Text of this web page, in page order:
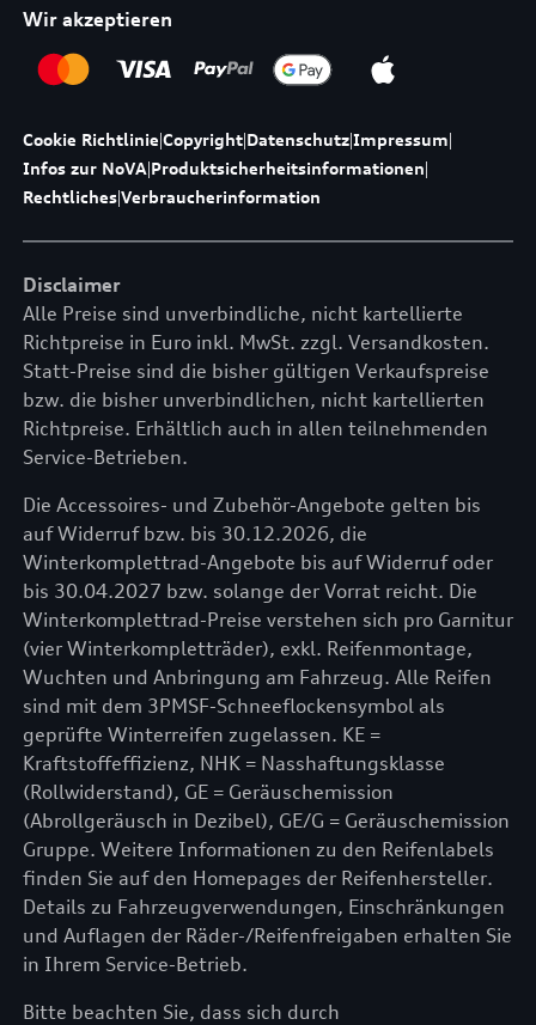
Wir akzeptieren
Cookie Richtlinie|Copyright|Datenschutz|Impressum|
Infos zur NoVA|Produktsicherheitsinformationen|
Rechtliches|Verbraucherinformation
Disclaimer
Alle Preise sind unverbindliche, nicht kartellierte
Richtpreise in Euro inkl. MwSt. zzgl. Versandkosten.
Statt-Preise sind die bisher gültigen Verkaufspreise
bzw. die bisher unverbindlichen, nicht kartellierten
Richtpreise. Erhältlich auch in allen teilnehmenden
Service-Betrieben.
Die Accessoires- und Zubehör-Angebote gelten bis
auf Widerruf bzw. bis 30.12.2026, die
Winterkomplettrad-Angebote bis auf Widerruf oder
bis 30.04.2027 bzw. solange der Vorrat reicht. Die
Winterkomplettrad-Preise verstehen sich pro Garnitur
(vier Winterkompletträder), exkl. Reifenmontage,
Wuchten und Anbringung am Fahrzeug. Alle Reifen
sind mit dem 3PMSF-Schneeflockensymbol als
geprüfte Winterreifen zugelassen. KE =
Kraftstoffeffizienz, NHK = Nasshaftungsklasse
(Rollwiderstand), GE = Geräuschemission
(Abrollgeräusch in Dezibel), GE/G = Geräuschemission
Gruppe. Weitere Informationen zu den Reifenlabels
finden Sie auf den Homepages der Reifenhersteller.
Details zu Fahrzeugverwendungen, Einschränkungen
und Auflagen der Räder-/Reifenfreigaben erhalten Sie
in Ihrem Service-Betrieb.
Bitte beachten Sie, dass sich durch